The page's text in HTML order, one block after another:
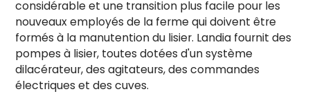
considérable et une transition plus facile pour les
nouveaux employés de la ferme qui doivent être
formés à la manutention du lisier. Landia fournit des
pompes à lisier, toutes dotées d'un système
dilacérateur, des agitateurs, des commandes
électriques et des cuves.